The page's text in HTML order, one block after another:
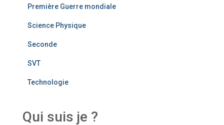
Première Guerre mondiale
Science Physique
Seconde
SVT
Technologie
Qui suis je ?